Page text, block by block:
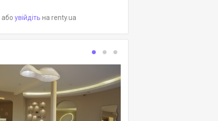
або увійдіть на renty.ua